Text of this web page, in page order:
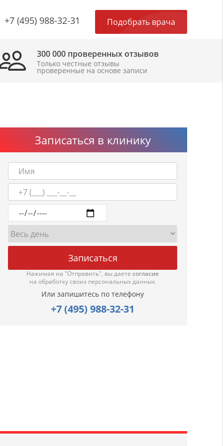
+7 (495) 988-32-31 Подобрать врача
300 000 проверенных отзывов
Только честные отзывы
проверенные на основе записи
Записаться в клинику
Нажимая на "Отправить", вы даете согласие
на обработку своих персональных данных.
Или запишитесь по телефону
+7 (495) 988-32-31